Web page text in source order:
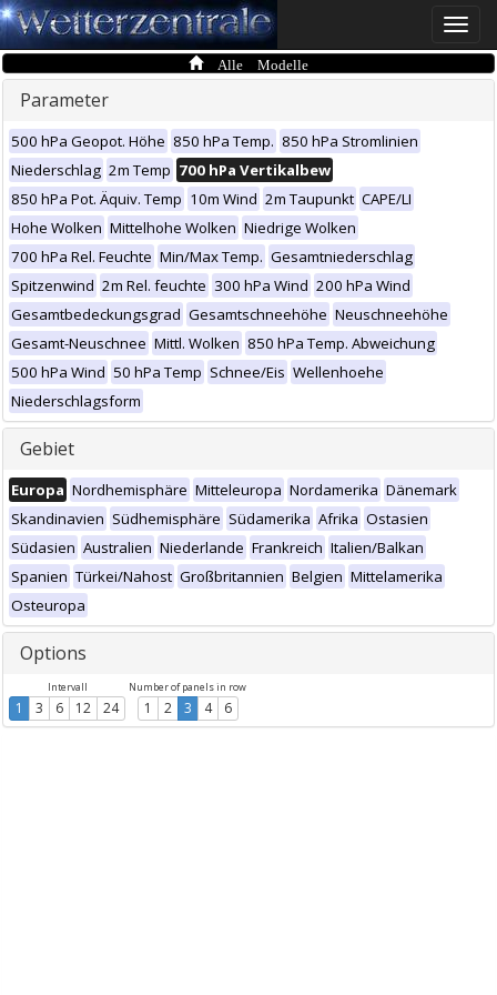
Toggle
Alle Modelle
Parameter
500 hPa Geopot. Höhe 850 hPa Temp. 850 hPa Stromlinien
Niederschlag 2m Temp 700 hPa Vertikalbew
850 hPa Pot. Äquiv. Temp 10m Wind 2m Taupunkt CAPE/LI
Hohe Wolken Mittelhohe Wolken Niedrige Wolken
700 hPa Rel. Feuchte Min/Max Temp. Gesamtniederschlag
Spitzenwind 2m Rel. feuchte 300 hPa Wind 200 hPa Wind
Gesamtbedeckungsgrad Gesamtschneehöhe Neuschneehöhe
Gesamt-Neuschnee Mittl. Wolken 850 hPa Temp. Abweichung
500 hPa Wind 50 hPa Temp Schnee/Eis Wellenhoehe
Niederschlagsform
Gebiet
Europa Nordhemisphäre Mitteleuropa Nordamerika Dänemark
Skandinavien Südhemisphäre Südamerika Afrika Ostasien
Südasien Australien Niederlande Frankreich Italien/Balkan
Spanien Türkei/Nahost Großbritannien Belgien Mittelamerika
Osteuropa
Options
Intervall
1 3 6 12 24
Number of panels in row
1 2 3 4 6